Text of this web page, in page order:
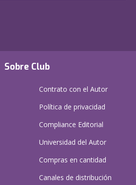
Sobre Club
Contrato con el Autor
Política de privacidad
Compliance Editorial
Universidad del Autor
Compras en cantidad
Canales de distribución